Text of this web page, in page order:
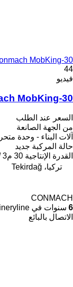
MobKing-30
44
فيديو
MobKing-30
السعر عند الطلب
من الجهة الصانعة
آلات البناء - وحدة
حالة المركبة جديد
القدرة الإنتاجية 30 م3 / ساعة
تركيا، Tekirdağ
CONMACH
6 سنوات في Machineryline
الاتصال بالبائع